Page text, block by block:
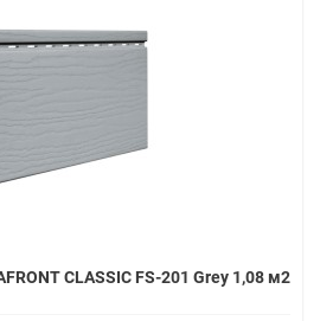
CLASSIC FS-201 Grey 1,08 м2